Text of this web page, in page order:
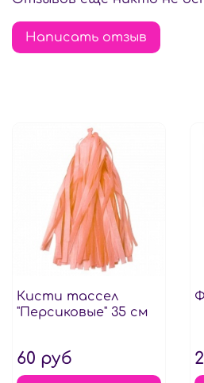
Написать отзыв
Кисти тассел
"Персиковые" 35 см
60 руб